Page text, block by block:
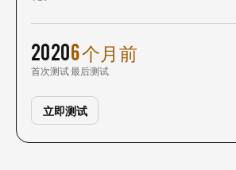
2020
首次测试
6 个月前
最后测试
立即测试